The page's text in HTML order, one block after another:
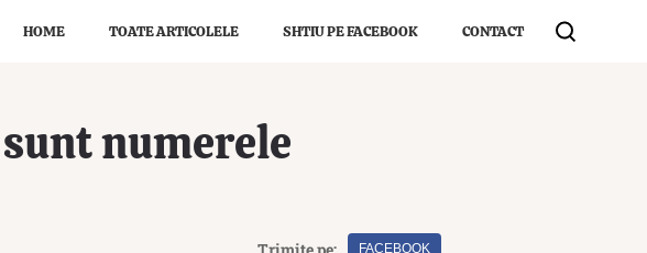
HOME TOATE ARTICOLELE SHTIU PE FACEBOOK CONTACT
numerele
Trimite pe: FACEBOOK